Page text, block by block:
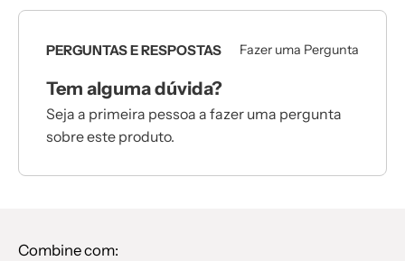
PERGUNTAS E RESPOSTAS Fazer uma Pergunta
Tem alguma dúvida?
Seja a primeira pessoa a fazer uma pergunta
sobre este produto.
Combine com: